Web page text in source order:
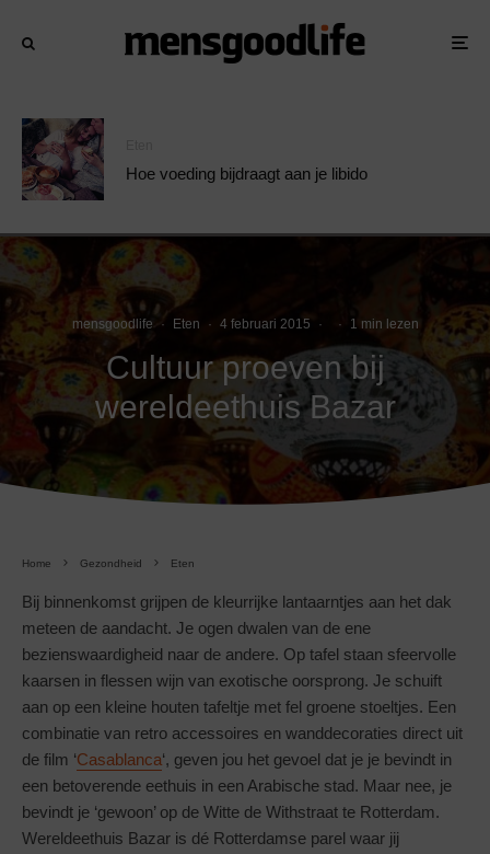
Hoe voeding bijdraagt aan je libido
mensgoodlife · Eten · 4 februari 2015 · · 1 min lezen
Cultuur proeven bij
wereldeethuis Bazar
Home Gezondheid Eten
Bij binnenkomst grijpen de kleurrijke lantaarntjes aan het dak
meteen de aandacht. Je ogen dwalen van de ene
bezienswaardigheid naar de andere. Op tafel staan sfeervolle
kaarsen in flessen wijn van exotische oorsprong. Je schuift
aan op een kleine houten tafeltje met fel groene stoeltjes. Een
combinatie van retro accessoires en wanddecoraties direct uit
de film ‘Casablanca‘, geven jou het gevoel dat je je bevindt in
een betoverende eethuis in een Arabische stad. Maar nee, je
bevindt je ‘gewoon’ op de Witte de Withstraat te Rotterdam.
Wereldeethuis Bazar is dé Rotterdamse parel waar jij